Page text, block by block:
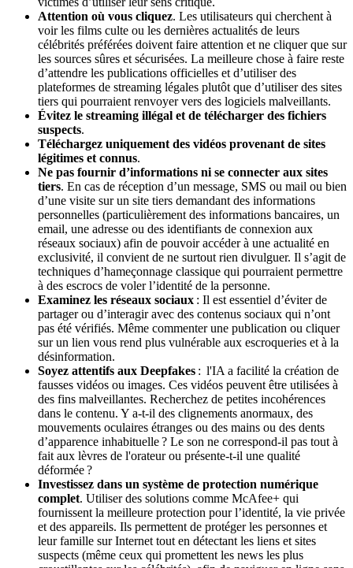
Attention où vous cliquez. Les utilisateurs qui cherchent à
voir les films culte ou les dernières actualités de leurs
célébrités préférées doivent faire attention et ne cliquer que sur
les sources sûres et sécurisées. La meilleure chose à faire reste
d’attendre les publications officielles et d’utiliser des
plateformes de streaming légales plutôt que d’utiliser des sites
tiers qui pourraient renvoyer vers des logiciels malveillants.
Évitez le streaming illégal et de télécharger des fichiers
suspects.
Téléchargez uniquement des vidéos provenant de sites
légitimes et connus.
Ne pas fournir d’informations ni se connecter aux sites
tiers. En cas de réception d’un message, SMS ou mail ou bien
d’une visite sur un site tiers demandant des informations
personnelles (particulièrement des informations bancaires, un
email, une adresse ou des identifiants de connexion aux
réseaux sociaux) afin de pouvoir accéder à une actualité en
exclusivité, il convient de ne surtout rien divulguer. Il s’agit de
techniques d’hameçonnage classique qui pourraient permettre
à des escrocs de voler l’identité de la personne.
Examinez les réseaux sociaux : Il est essentiel d’éviter de
partager ou d’interagir avec des contenus sociaux qui n’ont
pas été vérifiés. Même commenter une publication ou cliquer
sur un lien vous rend plus vulnérable aux escroqueries et à la
désinformation.
Soyez attentifs aux Deepfakes : l'IA a facilité la création de
fausses vidéos ou images. Ces vidéos peuvent être utilisées à
des fins malveillantes. Recherchez de petites incohérences
dans le contenu. Y a-t-il des clignements anormaux, des
mouvements oculaires étranges ou des mains ou des dents
d’apparence inhabituelle ? Le son ne correspond-il pas tout à
fait aux lèvres de l'orateur ou présente-t-il une qualité
déformée ?
Investissez dans un système de protection numérique
complet. Utiliser des solutions comme McAfee+ qui
fournissent la meilleure protection pour l’identité, la vie privée
et des appareils. Ils permettent de protéger les personnes et
leur famille sur Internet tout en détectant les liens et sites
suspects (même ceux qui promettent les news les plus